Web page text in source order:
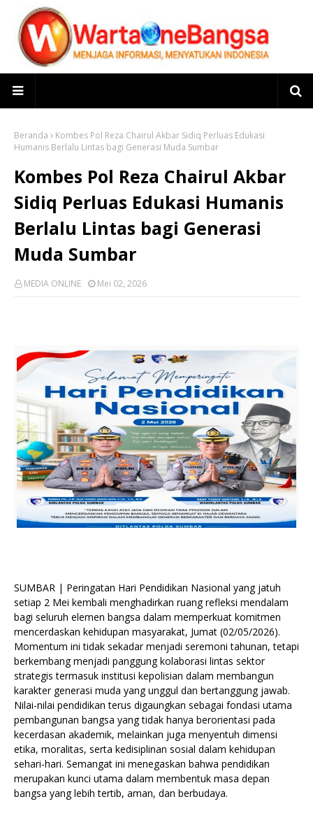
Beranda
Kombes Pol Reza Chairul Akbar Sidiq Perluas Edukasi
Humanis Berlalu Lintas bagi Generasi Muda Sumbar
Kombes Pol Reza Chairul Akbar
Sidiq Perluas Edukasi Humanis
Berlalu Lintas bagi Generasi
Muda Sumbar
MEDIA ONLINE Mei 02, 2026
SUMBAR | Peringatan Hari Pendidikan Nasional yang jatuh
setiap 2 Mei kembali menghadirkan ruang refleksi mendalam
bagi seluruh elemen bangsa dalam memperkuat komitmen
mencerdaskan kehidupan masyarakat, Jumat (02/05/2026).
Momentum ini tidak sekadar menjadi seremoni tahunan, tetapi
berkembang menjadi panggung kolaborasi lintas sektor
strategis termasuk institusi kepolisian dalam membangun
karakter generasi muda yang unggul dan bertanggung jawab.
Nilai-nilai pendidikan terus digaungkan sebagai fondasi utama
pembangunan bangsa yang tidak hanya berorientasi pada
kecerdasan akademik, melainkan juga menyentuh dimensi
etika, moralitas, serta kedisiplinan sosial dalam kehidupan
sehari-hari. Semangat ini menegaskan bahwa pendidikan
merupakan kunci utama dalam membentuk masa depan
bangsa yang lebih tertib, aman, dan berbudaya.